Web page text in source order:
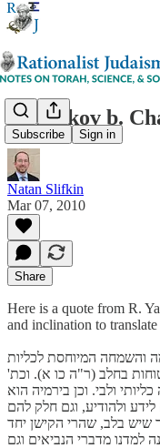
Subscribe Sign in
R. Yaakov b.
Natan Slifkin
Mar 07, 2010
Share
Here is a quote from R.
and inclination to
והשמחה המיוחסת לכליות
בחלב (ר"ה כו א). וכת'
ולבי. וכן בירמיה הוא
ולהודיע, וגם חלק להם
למדנו מדברי הנביאים וגם